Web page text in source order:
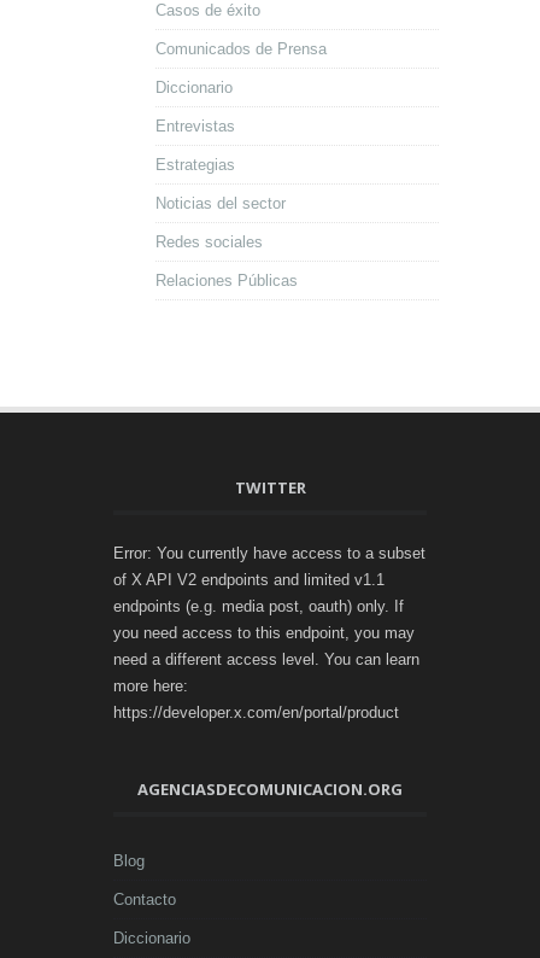
Casos de éxito
Comunicados de Prensa
Diccionario
Entrevistas
Estrategias
Noticias del sector
Redes sociales
Relaciones Públicas
TWITTER
Error: You currently have access to a subset
of X API V2 endpoints and limited v1.1
endpoints (e.g. media post, oauth) only. If
you need access to this endpoint, you may
need a different access level. You can learn
more here:
https://developer.x.com/en/portal/product
AGENCIASDECOMUNICACION.ORG
Blog
Contacto
Diccionario